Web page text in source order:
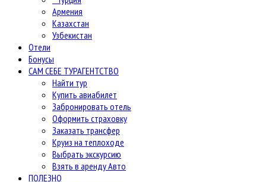
Армения
Казахстан
Узбекистан
Отели
Бонусы
САМ СЕБЕ ТУРАГЕНТСТВО
Найти тур
Купить авиабилет
Забронировать отель
Оформить страховку
Заказать трансфер
Круиз на теплоходе
Выбрать экскурсию
Взять в аренду Авто
ПОЛЕЗНО